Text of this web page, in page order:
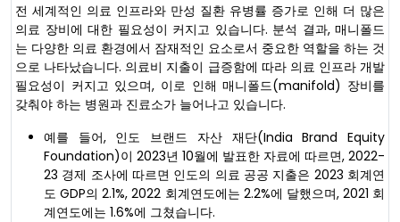
전 세계적인 의료 인프라와 만성 질환 유병률 증가로 인해 더 많은
의료 장비에 대한 필요성이 커지고 있습니다. 분석 결과, 매니폴드
는 다양한 의료 환경에서 잠재적인 요소로서 중요한 역할을 하는 것
으로 나타났습니다. 의료비 지출이 급증함에 따라 의료 인프라 개발
필요성이 커지고 있으며, 이로 인해 매니폴드(manifold) 장비를
갖춰야 하는 병원과 진료소가 늘어나고 있습니다.
예를 들어, 인도 브랜드 자산 재단(India Brand Equity
Foundation)이 2023년 10월에 발표한 자료에 따르면, 2022-
23 경제 조사에 따르면 인도의 의료 공공 지출은 2023 회계연
도 GDP의 2.1%, 2022 회계연도에는 2.2%에 달했으며, 2021 회
계연도에는 1.6%에 그쳤습니다.